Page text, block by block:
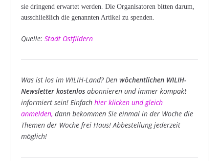
sie dringend erwartet werden. Die Organisatoren bitten darum,
ausschließlich die genannten Artikel zu spenden.
Quelle: Stadt Ostfildern
Was ist los im WILIH-Land? Den wöchentlichen WILIH-
Newsletter kostenlosabonnieren und immer kompakt
informiert sein! Einfach hier klicken und gleich
anmelden, dann bekommen Sie einmal in der Woche die
Themen der Woche frei Haus! Abbestellung jederzeit
möglich!